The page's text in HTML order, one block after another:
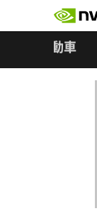
自動車